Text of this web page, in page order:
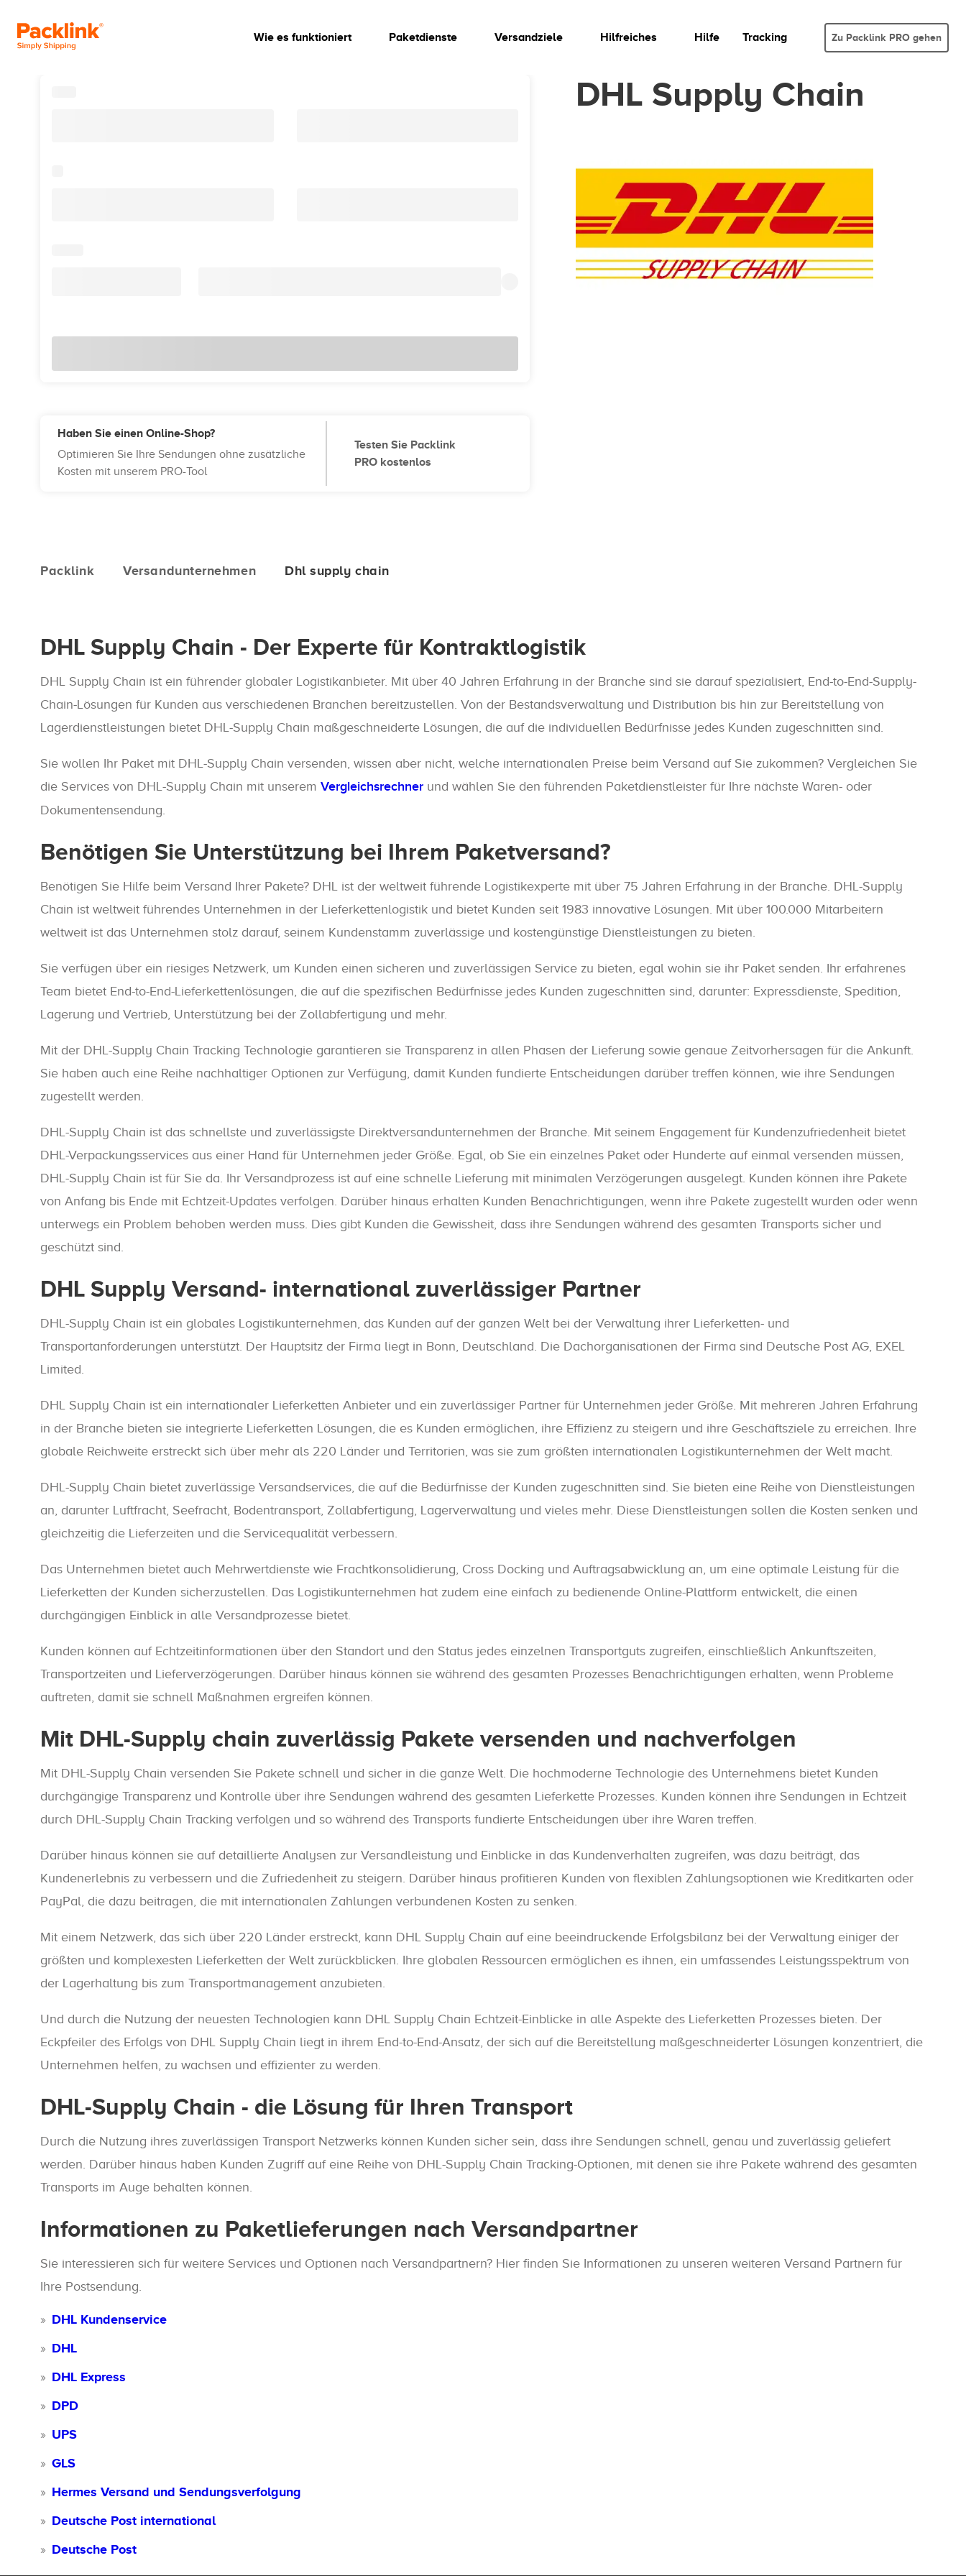
Wie es funktioniert Paketdienste Versandziele Hilfreiches Hilfe Tracking Zu Packlink PRO gehen
DHL Supply Chain
Haben Sie einen Online-Shop?
Optimieren Sie Ihre Sendungen ohne zusätzliche
Kosten mit unserem PRO-Tool
Testen Sie Packlink
PRO kostenlos
Packlink Versandunternehmen Dhl supply chain
DHL Supply Chain - Der Experte für Kontraktlogistik
DHL Supply Chain ist ein führender globaler Logistikanbieter. Mit über 40 Jahren Erfahrung in der Branche sind sie darauf spezialisiert, End-to-End-Supply-
Chain-Lösungen für Kunden aus verschiedenen Branchen bereitzustellen. Von der Bestandsverwaltung und Distribution bis hin zur Bereitstellung von
Lagerdienstleistungen bietet DHL-Supply Chain maßgeschneiderte Lösungen, die auf die individuellen Bedürfnisse jedes Kunden zugeschnitten sind.
Sie wollen Ihr Paket mit DHL-Supply Chain versenden, wissen aber nicht, welche internationalen Preise beim Versand auf Sie zukommen? Vergleichen Sie
die Services von DHL-Supply Chain mit unserem Vergleichsrechner und wählen Sie den führenden Paketdienstleister für Ihre nächste Waren- oder
Dokumentensendung.
Benötigen Sie Unterstützung bei Ihrem Paketversand?
Benötigen Sie Hilfe beim Versand Ihrer Pakete? DHL ist der weltweit führende Logistikexperte mit über 75 Jahren Erfahrung in der Branche. DHL-Supply
Chain ist weltweit führendes Unternehmen in der Lieferkettenlogistik und bietet Kunden seit 1983 innovative Lösungen. Mit über 100.000 Mitarbeitern
weltweit ist das Unternehmen stolz darauf, seinem Kundenstamm zuverlässige und kostengünstige Dienstleistungen zu bieten.
Sie verfügen über ein riesiges Netzwerk, um Kunden einen sicheren und zuverlässigen Service zu bieten, egal wohin sie ihr Paket senden. Ihr erfahrenes
Team bietet End-to-End-Lieferkettenlösungen, die auf die spezifischen Bedürfnisse jedes Kunden zugeschnitten sind, darunter: Expressdienste, Spedition,
Lagerung und Vertrieb, Unterstützung bei der Zollabfertigung und mehr.
Mit der DHL-Supply Chain Tracking Technologie garantieren sie Transparenz in allen Phasen der Lieferung sowie genaue Zeitvorhersagen für die Ankunft.
Sie haben auch eine Reihe nachhaltiger Optionen zur Verfügung, damit Kunden fundierte Entscheidungen darüber treffen können, wie ihre Sendungen
zugestellt werden.
DHL-Supply Chain ist das schnellste und zuverlässigste Direktversandunternehmen der Branche. Mit seinem Engagement für Kundenzufriedenheit bietet
DHL-Verpackungsservices aus einer Hand für Unternehmen jeder Größe. Egal, ob Sie ein einzelnes Paket oder Hunderte auf einmal versenden müssen,
DHL-Supply Chain ist für Sie da. Ihr Versandprozess ist auf eine schnelle Lieferung mit minimalen Verzögerungen ausgelegt. Kunden können ihre Pakete
von Anfang bis Ende mit Echtzeit-Updates verfolgen. Darüber hinaus erhalten Kunden Benachrichtigungen, wenn ihre Pakete zugestellt wurden oder wenn
unterwegs ein Problem behoben werden muss. Dies gibt Kunden die Gewissheit, dass ihre Sendungen während des gesamten Transports sicher und
geschützt sind.
DHL Supply Versand- international zuverlässiger Partner
DHL-Supply Chain ist ein globales Logistikunternehmen, das Kunden auf der ganzen Welt bei der Verwaltung ihrer Lieferketten- und
Transportanforderungen unterstützt. Der Hauptsitz der Firma liegt in Bonn, Deutschland. Die Dachorganisationen der Firma sind Deutsche Post AG, EXEL
Limited.
DHL Supply Chain ist ein internationaler Lieferketten Anbieter und ein zuverlässiger Partner für Unternehmen jeder Größe. Mit mehreren Jahren Erfahrung
in der Branche bieten sie integrierte Lieferketten Lösungen, die es Kunden ermöglichen, ihre Effizienz zu steigern und ihre Geschäftsziele zu erreichen. Ihre
globale Reichweite erstreckt sich über mehr als 220 Länder und Territorien, was sie zum größten internationalen Logistikunternehmen der Welt macht.
DHL-Supply Chain bietet zuverlässige Versandservices, die auf die Bedürfnisse der Kunden zugeschnitten sind. Sie bieten eine Reihe von Dienstleistungen
an, darunter Luftfracht, Seefracht, Bodentransport, Zollabfertigung, Lagerverwaltung und vieles mehr. Diese Dienstleistungen sollen die Kosten senken und
gleichzeitig die Lieferzeiten und die Servicequalität verbessern.
Das Unternehmen bietet auch Mehrwertdienste wie Frachtkonsolidierung, Cross Docking und Auftragsabwicklung an, um eine optimale Leistung für die
Lieferketten der Kunden sicherzustellen. Das Logistikunternehmen hat zudem eine einfach zu bedienende Online-Plattform entwickelt, die einen
durchgängigen Einblick in alle Versandprozesse bietet.
Kunden können auf Echtzeitinformationen über den Standort und den Status jedes einzelnen Transportguts zugreifen, einschließlich Ankunftszeiten,
Transportzeiten und Lieferverzögerungen. Darüber hinaus können sie während des gesamten Prozesses Benachrichtigungen erhalten, wenn Probleme
auftreten, damit sie schnell Maßnahmen ergreifen können.
Mit DHL-Supply chain zuverlässig Pakete versenden und nachverfolgen
Mit DHL-Supply Chain versenden Sie Pakete schnell und sicher in die ganze Welt. Die hochmoderne Technologie des Unternehmens bietet Kunden
durchgängige Transparenz und Kontrolle über ihre Sendungen während des gesamten Lieferkette Prozesses. Kunden können ihre Sendungen in Echtzeit
durch DHL-Supply Chain Tracking verfolgen und so während des Transports fundierte Entscheidungen über ihre Waren treffen.
Darüber hinaus können sie auf detaillierte Analysen zur Versandleistung und Einblicke in das Kundenverhalten zugreifen, was dazu beiträgt, das
Kundenerlebnis zu verbessern und die Zufriedenheit zu steigern. Darüber hinaus profitieren Kunden von flexiblen Zahlungsoptionen wie Kreditkarten oder
PayPal, die dazu beitragen, die mit internationalen Zahlungen verbundenen Kosten zu senken.
Mit einem Netzwerk, das sich über 220 Länder erstreckt, kann DHL Supply Chain auf eine beeindruckende Erfolgsbilanz bei der Verwaltung einiger der
größten und komplexesten Lieferketten der Welt zurückblicken. Ihre globalen Ressourcen ermöglichen es ihnen, ein umfassendes Leistungsspektrum von
der Lagerhaltung bis zum Transportmanagement anzubieten.
Und durch die Nutzung der neuesten Technologien kann DHL Supply Chain Echtzeit-Einblicke in alle Aspekte des Lieferketten Prozesses bieten. Der
Eckpfeiler des Erfolgs von DHL Supply Chain liegt in ihrem End-to-End-Ansatz, der sich auf die Bereitstellung maßgeschneiderter Lösungen konzentriert, die
Unternehmen helfen, zu wachsen und effizienter zu werden.
DHL-Supply Chain - die Lösung für Ihren Transport
Durch die Nutzung ihres zuverlässigen Transport Netzwerks können Kunden sicher sein, dass ihre Sendungen schnell, genau und zuverlässig geliefert
werden. Darüber hinaus haben Kunden Zugriff auf eine Reihe von DHL-Supply Chain Tracking-Optionen, mit denen sie ihre Pakete während des gesamten
Transports im Auge behalten können.
Informationen zu Paketlieferungen nach Versandpartner
Sie interessieren sich für weitere Services und Optionen nach Versandpartnern? Hier finden Sie Informationen zu unseren weiteren Versand Partnern für
Ihre Postsendung.
DHL Kundenservice
DHL
DHL Express
DPD
UPS
GLS
Hermes Versand und Sendungsverfolgung
Deutsche Post international
Deutsche Post